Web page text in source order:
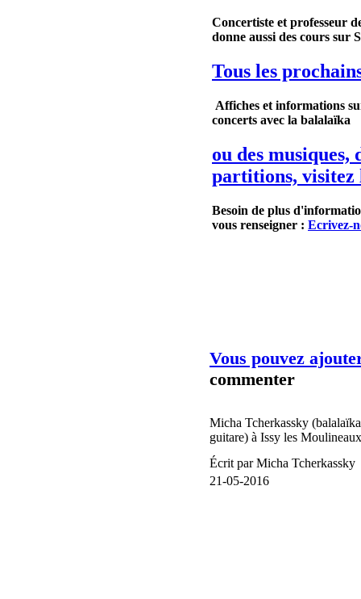
Concertiste et professeur
donne aussi des cours sur
Tous les
Affiches et informations
concerts avec la balalaïka
ou des musiques,
partitions, visitez
Besoin de plus
vous renseigner : Ecrivez-
Vous pouvez
commenter
Micha Tcherkassky
guitare) à Issy les
Écrit par Micha Tcherkassky
21-05-2016